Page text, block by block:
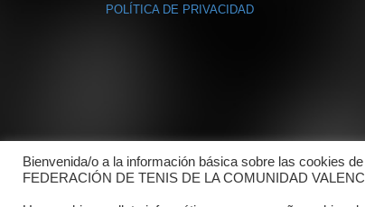
POLÍTICA DE PRIVACIDAD
Bienvenida/o a la información básica sobre las cookies
FEDERACIÓN DE TENIS DE LA COMUNIDAD